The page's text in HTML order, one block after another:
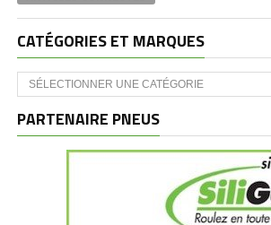
CATÉGORIES ET MARQUES
Catégories
et
PARTENAIRE PNEUS